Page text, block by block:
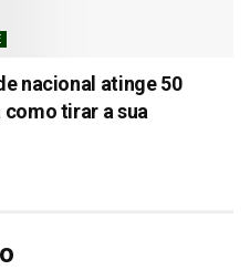
nacional atinge 50
tirar a sua